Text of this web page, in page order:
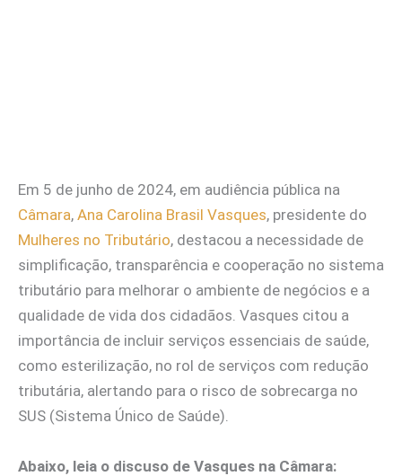
Em 5 de junho de 2024, em audiência pública na
Câmara, Ana Carolina Brasil Vasques, presidente do
Mulheres no Tributário, destacou a necessidade de
simplificação, transparência e cooperação no sistema
tributário para melhorar o ambiente de negócios e a
qualidade de vida dos cidadãos. Vasques citou a
importância de incluir serviços essenciais de saúde,
como esterilização, no rol de serviços com redução
tributária, alertando para o risco de sobrecarga no
SUS (Sistema Único de Saúde).
Abaixo, leia o discuso de Vasques na Câmara: